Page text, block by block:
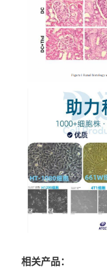
相关产品：